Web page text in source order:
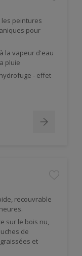
les peintures
pour
la vapeur d'eau
pluie
- effet
recouvrable
sur le bois nu,
de
et